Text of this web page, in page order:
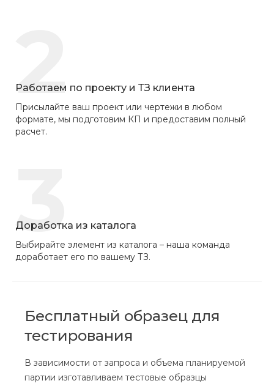
2
Работаем по проекту и ТЗ клиента
Присылайте ваш проект или чертежи в любом
формате, мы подготовим КП и предоставим полный
расчет.
3
Доработка из каталога
Выбирайте элемент из каталога – наша команда
доработает его по вашему ТЗ.
Бесплатный образец для
тестирования
В зависимости от запроса и объема планируемой
партии изготавливаем тестовые образцы